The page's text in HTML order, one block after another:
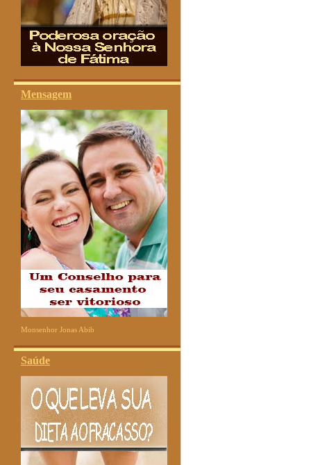
Mensagem
Monsenhor Jonas Abib
Saúde